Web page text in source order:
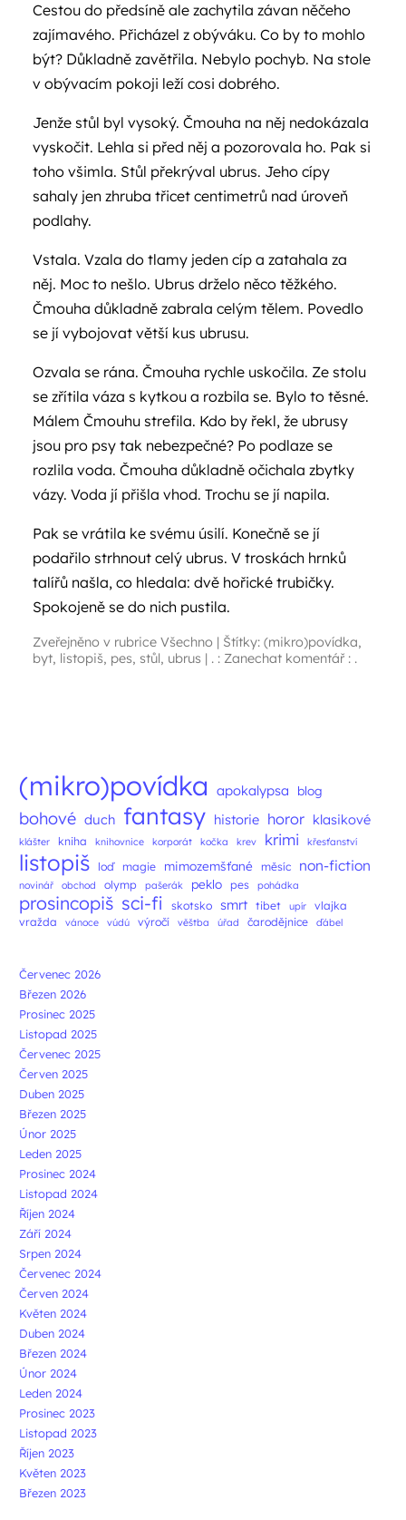
Cestou do předsíně ale zachytila závan něčeho
zajímavého. Přicházel z obýváku. Co by to mohlo
být? Důkladně zavětřila. Nebylo pochyb. Na stole
v obývacím pokoji leží cosi dobrého.
Jenže stůl byl vysoký. Čmouha na něj nedokázala
vyskočit. Lehla si před něj a pozorovala ho. Pak si
toho všimla. Stůl překrýval ubrus. Jeho cípy
sahaly jen zhruba třicet centimetrů nad úroveň
podlahy.
Vstala. Vzala do tlamy jeden cíp a zatahala za
něj. Moc to nešlo. Ubrus drželo něco těžkého.
Čmouha důkladně zabrala celým tělem. Povedlo
se jí vybojovat větší kus ubrusu.
Ozvala se rána. Čmouha rychle uskočila. Ze stolu
se zřítila váza s kytkou a rozbila se. Bylo to těsné.
Málem Čmouhu strefila. Kdo by řekl, že ubrusy
jsou pro psy tak nebezpečné? Po podlaze se
rozlila voda. Čmouha důkladně očichala zbytky
vázy. Voda jí přišla vhod. Trochu se jí napila.
Pak se vrátila ke svému úsilí. Konečně se jí
podařilo strhnout celý ubrus. V troskách hrnků
talířů našla, co hledala: dvě hořické trubičky.
Spokojeně se do nich pustila.
Zveřejněno v rubrice Všechno | Štítky: (mikro)povídka,
byt, listopiš, pes, stůl, ubrus | . : Zanechat komentář : .
(mikro)povídka apokalypsa blog
bohové duch fantasy historie horor klasikové
klášter kniha knihovnice korporát kočka krev krimi křesťanství
listopiš loď magie mimozemšťané měsíc non-fiction
novinář obchod olymp pašerák peklo pes pohádka
prosincopiš sci-fi skotsko smrt tibet upír
vlajka
vražda
vánoce vúdú výročí věštba úřad čarodějnice ďábel
Červenec 2026
Březen 2026
Prosinec 2025
Listopad 2025
Červenec 2025
Červen 2025
Duben 2025
Březen 2025
Únor 2025
Leden 2025
Prosinec 2024
Listopad 2024
Říjen 2024
Září 2024
Srpen 2024
Červenec 2024
Červen 2024
Květen 2024
Duben 2024
Březen 2024
Únor 2024
Leden 2024
Prosinec 2023
Listopad 2023
Říjen 2023
Květen 2023
Březen 2023